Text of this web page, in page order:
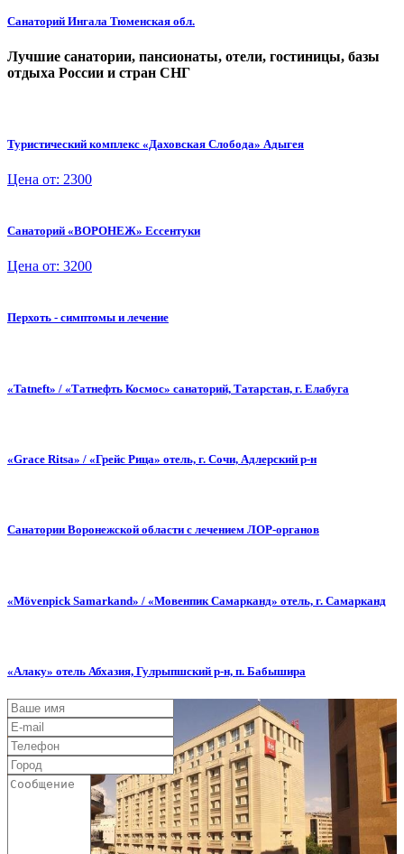
Санаторий Ингала Тюменская обл.
Лучшие санатории, пансионаты, отели, гостиницы, базы
отдыха России и стран СНГ
Туристический комплекс «Даховская Слобода» Адыгея
Цена от: 2300
Санаторий «ВОРОНЕЖ» Ессентуки
Цена от: 3200
Перхоть - симптомы и лечение
«Tatneft» / «Татнефть Космос» санаторий, Татарстан, г. Елабуга
«Grace Ritsa» / «Грейс Рица» отель, г. Сочи, Адлерский р-н
Санатории Воронежской области с лечением ЛОР-органов
«Mövenpick Samarkand» / «Мовенпик Самарканд» отель, г. Самарканд
«Алаку» отель Абхазия, Гулрыпшский р-н, п. Бабышира